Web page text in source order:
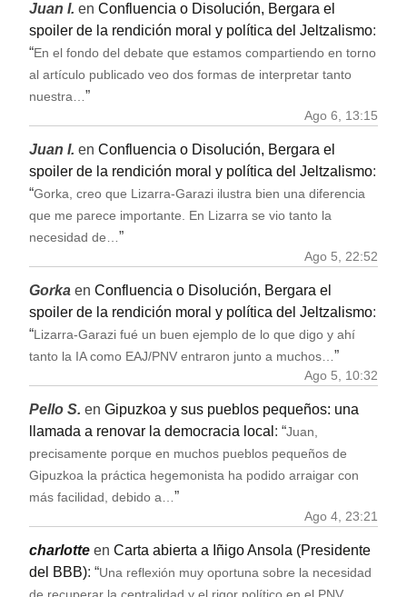
Juan I. en Confluencia o Disolución, Bergara el
spoiler de la rendición moral y política del Jeltzalismo:
“En el fondo del debate que estamos compartiendo en torno
al artículo publicado veo dos formas de interpretar tanto
nuestra…”
Ago 6, 13:15
Juan I. en Confluencia o Disolución, Bergara el
spoiler de la rendición moral y política del Jeltzalismo:
“Gorka, creo que Lizarra-Garazi ilustra bien una diferencia
que me parece importante. En Lizarra se vio tanto la
necesidad de…”
Ago 5, 22:52
Gorka en Confluencia o Disolución, Bergara el
spoiler de la rendición moral y política del Jeltzalismo:
“ Lizarra-Garazi fué un buen ejemplo de lo que digo y ahí
tanto la IA como EAJ/PNV entraron junto a muchos… ”
Ago 5, 10:32
Pello S. en Gipuzkoa y sus pueblos pequeños: una
llamada a renovar la democracia local : “Juan,
precisamente porque en muchos pueblos pequeños de
Gipuzkoa la práctica hegemonista ha podido arraigar con
más facilidad, debido a… ”
Ago 4, 23:21
charlotte en Carta abierta a Iñigo Ansola (Presidente
del BBB): “Una reflexión muy oportuna sobre la necesidad